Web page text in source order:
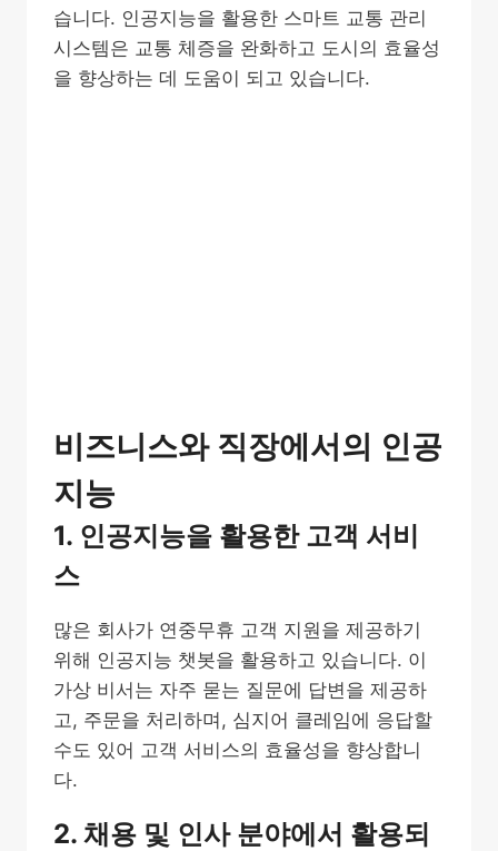
습니다. 인공지능을 활용한 스마트 교통 관리
시스템은 교통 체증을 완화하고 도시의 효율성
을 향상하는 데 도움이 되고 있습니다.
비즈니스와 직장에서의 인공
지능
1. 인공지능을 활용한 고객 서비
스
많은 회사가 연중무휴 고객 지원을 제공하기
위해 인공지능 챗봇을 활용하고 있습니다. 이
가상 비서는 자주 묻는 질문에 답변을 제공하
고, 주문을 처리하며, 심지어 클레임에 응답할
수도 있어 고객 서비스의 효율성을 향상합니
다.
2. 채용 및 인사 분야에서 활용되